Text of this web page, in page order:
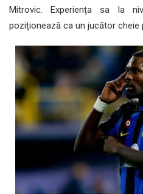
Mitrovic. Experiența sa la
poziționează ca un jucător cheie